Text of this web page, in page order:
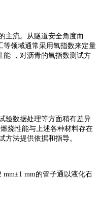
主流。从隧道安全角度而
等领域通常采用氧指数来定量
能 ，对沥青的氧指数测试方
验数据处理等方面稍有差异
烧性能与上述各种材料存在
法提供依据和指导。
mm±1 mm的管子通以液化石